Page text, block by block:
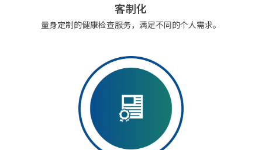
客制化
量身定制的健康检查服务，满足不同的个人需求。